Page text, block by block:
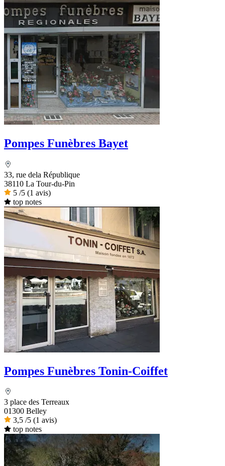
Pompes Funèbres Bayet
33, rue dela République
38110 La Tour-du-Pin
5 /5 (1 avis)
top notes
Pompes Funèbres Tonin-Coiffet
3 place des Terreaux
01300 Belley
3,5 /5 (1 avis)
top notes